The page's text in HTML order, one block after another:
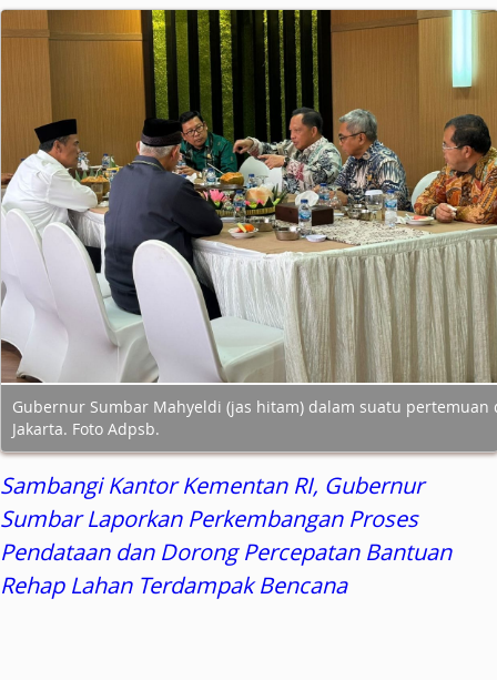
Gubernur Sumbar Mahyeldi (jas hitam) dalam suatu pertemuan
Jakarta. Foto Adpsb.
Sambangi Kantor Kementan RI, Gubernur
Sumbar Laporkan Perkembangan Proses
Pendataan dan Dorong Percepatan Bantuan
Rehap Lahan Terdampak Bencana